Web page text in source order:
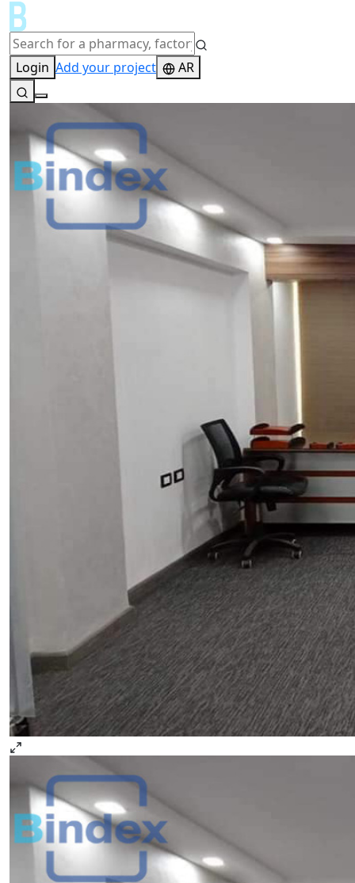
Login Add your project AR